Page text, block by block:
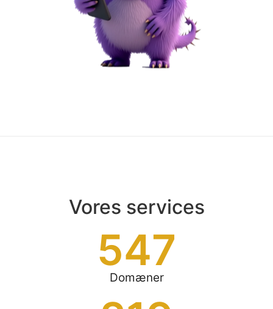
Vores services
Domæner
547